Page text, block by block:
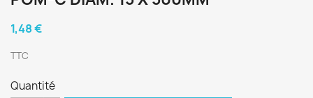
1,48 €
TTC
Quantité